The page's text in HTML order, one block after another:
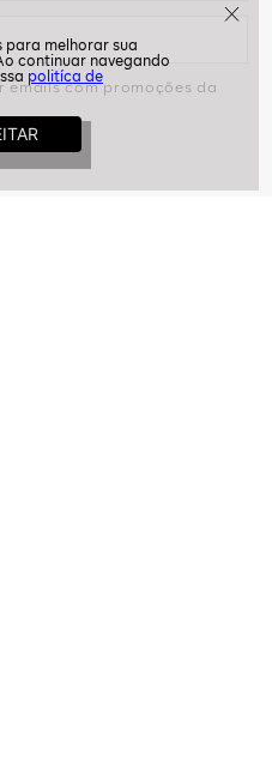
politíca de
emails com promoções da